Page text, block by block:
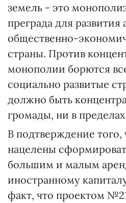
земель - это
преграда для развития
общественно-
страны. Против
монополии борются
социально развитые
должно быть
громады, ни в пределах
В подтверждение того,
нацелены
большим и малым
иностранному
факт, что проектом